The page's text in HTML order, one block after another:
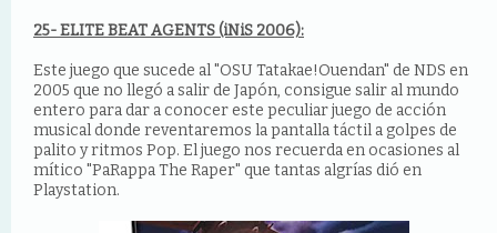
25- ELITE BEAT AGENTS (iNiS 2006):
Este juego que sucede al "OSU Tatakae!Ouendan" de NDS en
2005 que no llegó a salir de Japón, consigue salir al mundo
entero para dar a conocer este peculiar juego de acción
musical donde reventaremos la pantalla táctil a golpes de
palito y ritmos Pop. El juego nos recuerda en ocasiones al
mítico "PaRappa The Raper" que tantas algrías dió en
Playstation.